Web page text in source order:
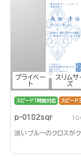
プライベー
ト
スリムサ
ズ
スピード1時間対応 スピード
p-0182sqr
淡いブルーのクロスがク